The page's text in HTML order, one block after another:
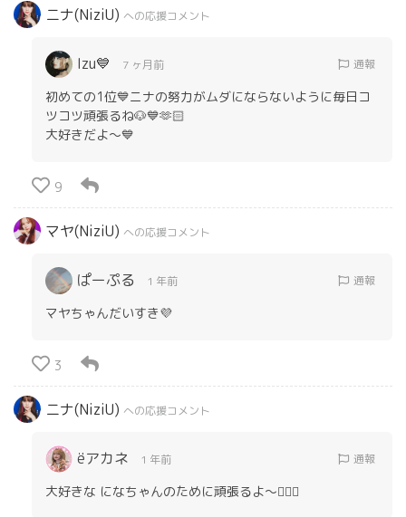
ニナ(NiziU) への応援コメント
Izu💙 7 ヶ月前 通報
初めての1位💙ニナの努力がムダにならないように毎日コ
ツコツ頑張るね🐶💙🫶🏻
大好きだよ〜💙
9
マヤ(NiziU) への応援コメント
ぱーぷる 1 年前 通報
マヤちゃんだいすき💜
3
ニナ(NiziU) への応援コメント
ёアカネ 1 年前 通報
大好きな になちゃんのために頑張るよ～✊🏻💙